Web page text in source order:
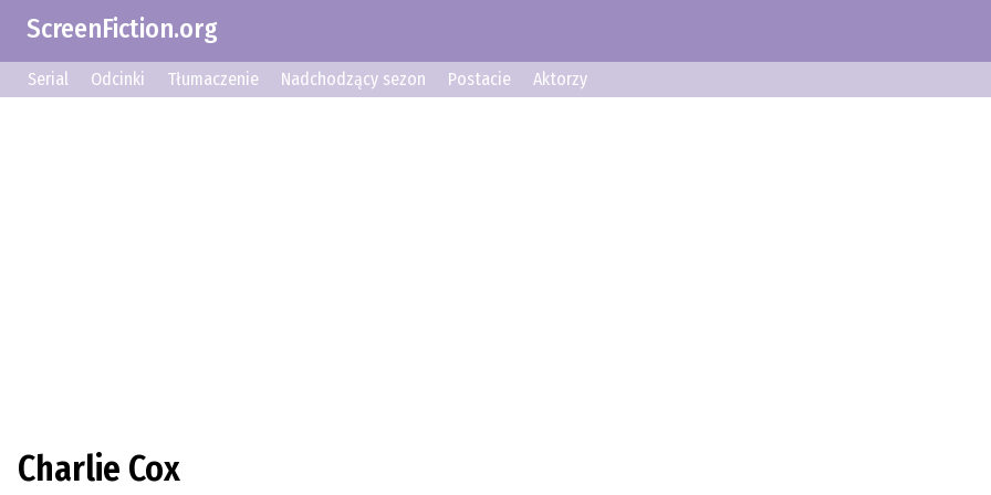
ScreenFiction.org
Serial Odcinki Tłumaczenie Nadchodzący sezon Postacie Aktorzy
Charlie Cox